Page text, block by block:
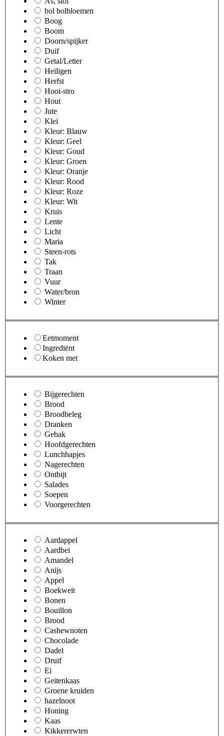
bol bolbloemen
Boog
Boom
Doorn/spijker
Duif
Getal/Letter
Heiligen
Herfst
Hooi-stro
Hout
Jute
Klei
Kleur: Blauw
Kleur: Geel
Kleur: Goud
Kleur: Groen
Kleur: Oranje
Kleur: Rood
Kleur: Roze
Kleur: Wit
Kruis
Lente
Licht
Maria
Steen-rots
Tak
Traan
Vuur
Water/bron
Winter
Eetmoment
Ingrediënt
Koken met
Bijgerechten
Brood
Broodbeleg
Dranken
Gebak
Hoofdgerechten
Lunchhapjes
Nagerechten
Ontbijt
Salades
Soepen
Voorgerechten
Aardappel
Aardbei
Amandel
Anijs
Appel
Boekweit
Bonen
Bouillon
Brood
Cashewnoten
Chocolade
Dadel
Druif
Ei
Geitenkaas
Groene kruiden
hazelnoot
Honing
Kaas
Kikkererwten